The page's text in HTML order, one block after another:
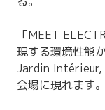
「MEET
現する環境性能
Jardin
会場に現れます。